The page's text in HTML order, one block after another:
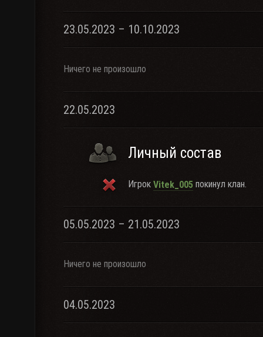
23.05.2023 – 10.10.2023
Ничего не произошло
22.05.2023
Личный состав
Игрок Vitek_005 покинул клан.
05.05.2023 – 21.05.2023
Ничего не произошло
04.05.2023